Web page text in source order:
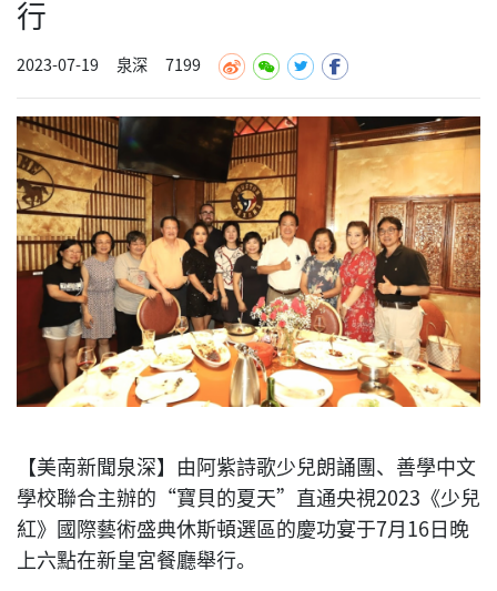
行
2023-07-19 泉深 7199
【美南新聞泉深】由阿紫詩歌少兒朗誦團、善學中文
學校聯合主辦的“寶貝的夏天”直通央視2023《少兒
紅》國際藝術盛典休斯頓選區的慶功宴于7月16日晚
上六點在新皇宮餐廳舉行。